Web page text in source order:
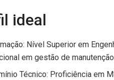
ideal
Nível Superior em
em gestão de
Técnico: Proficiência em